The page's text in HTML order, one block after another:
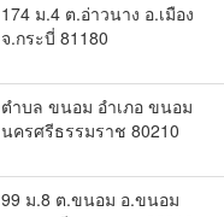
174 ม.4 ต.อ่าวนาง อ.เมือง
จ.กระบี่ 81180
ตำบล ขนอม อำเภอ ขนอม
นครศรีธรรมราช 80210
99 ม.8 ต.ขนอม อ.ขนอม